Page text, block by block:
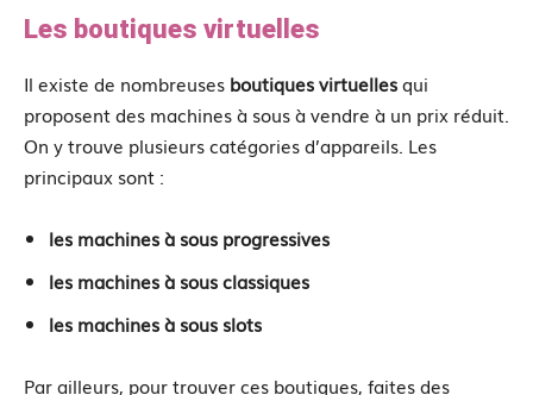
Les boutiques virtuelles
Il existe de nombreuses boutiques virtuellesqui
proposent des machines à sous à vendre à un prix réduit.
On y trouve plusieurs catégories d’appareils. Les
principaux sont :
les machines à sous progressives
les machines à sous classiques
les machines à sous slots
Par ailleurs, pour trouver ces boutiques, faites des